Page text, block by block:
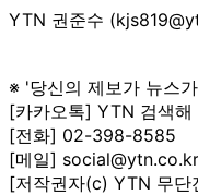
YTN 권준수
※ '당신의 제보가 뉴스
[카카오톡] YTN 검색해
[전화] 02-398-8585
[메일] social@ytn.co.kr
[저작권자(c) YTN 무단